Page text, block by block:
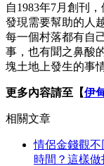
自1983年7月創刊
發現需要幫助的人
每一個村落都有自
事，也有聞之鼻酸
塊土地上發生的事
更多內容請至【伊
相關文章
情侶金錢觀
時間？這樣